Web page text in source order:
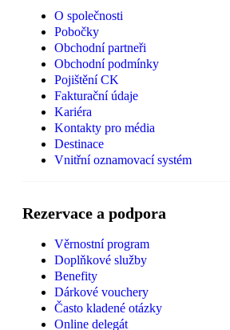
O společnosti
Pobočky
Obchodní partneři
Obchodní podmínky
Pojištění CK
Fakturační údaje
Kariéra
Kontakty pro média
Destinace
Vnitřní oznamovací systém
Rezervace a podpora
Věrnostní program
Doplňkové služby
Benefity
Dárkové vouchery
Často kladené otázky
Online delegát